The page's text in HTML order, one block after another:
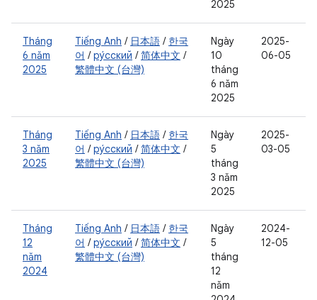
2025
Tháng
6 năm
2025
Tiếng Anh / 日本語 / 한국
어 /ру́сский /简体中文 /
繁體中文 (台灣)
Ngày
10
tháng
6 năm
2025
2025-
06-05
Tháng
3 năm
2025
Tiếng Anh / 日本語 / 한국
어 /ру́сский /简体中文 /
繁體中文 (台灣)
Ngày
5
tháng
3 năm
2025
2025-
03-05
Tháng
12
năm
2024
Tiếng Anh / 日本語 / 한국
어 /ру́сский /简体中文 /
繁體中文 (台灣)
Ngày
5
tháng
12
năm
2024-
12-05